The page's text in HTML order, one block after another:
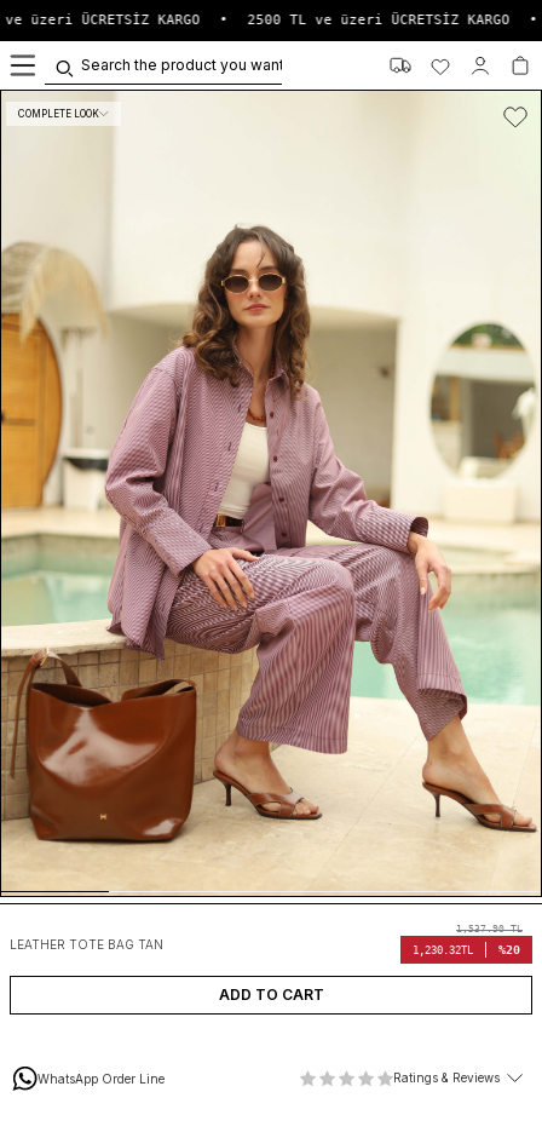
üzeri ÜCRETSİZ KARGO • 2500 TL ve üzeri ÜCRETSİZ KARGO •
COMPLETE LOOK
LEATHER TOTE BAG TAN
1,537.90TL
1,230.32TL %20
ADD TO CART
WhatsApp Order Line Ratings & Reviews